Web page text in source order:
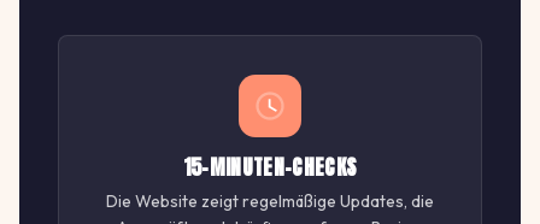
15-MINUTEN-CHECKS
Die Website zeigt regelmäßige Updates, die